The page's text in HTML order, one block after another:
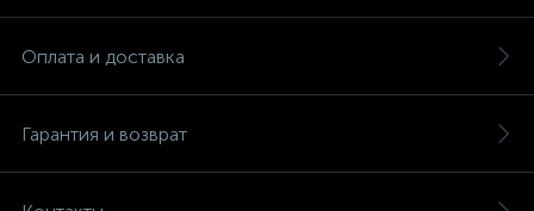
Оплата и доставка
Гарантия и возврат